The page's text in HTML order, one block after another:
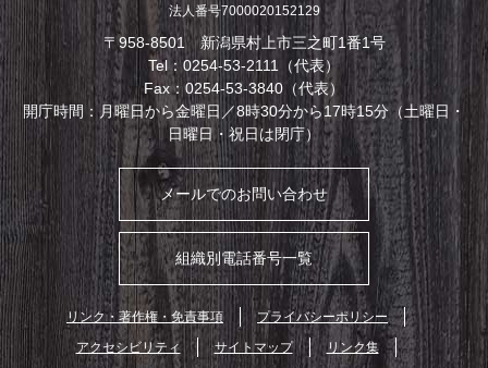
法人番号7000020152129
〒958-8501 新潟県村上市三之町1番1号
Tel：0254-53-2111（代表）
Fax：0254-53-3840（代表）
開庁時間：月曜日から金曜日／8時30分から17時15分（土曜日・
日曜日・祝日は閉庁）
メールでのお問い合わせ
組織別電話番号一覧
リンク・著作権・免責事項
プライバシーポリシー
アクセシビリティ
サイトマップ リンク集